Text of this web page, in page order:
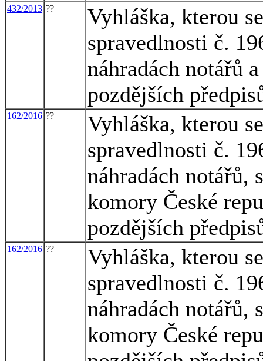
432/2013 ??
Vyhláška, kterou
spravedlnosti č.
náhradách notářů
pozdějších
162/2016 ??
Vyhláška, kterou
spravedlnosti č.
náhradách notářů,
komory České
pozdějších
162/2016 ??
Vyhláška, kterou
spravedlnosti č.
náhradách notářů,
komory České